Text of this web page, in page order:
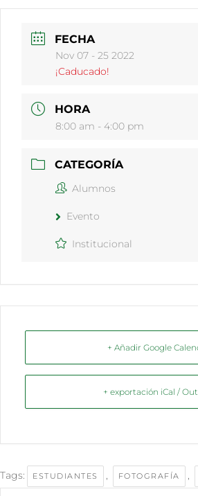
FECHA
Nov 07 - 25 2022
¡Caducado!
HORA
8:00 am - 4:00 pm
CATEGORÍA
Alumnos
Evento
Institucional
+ Añadir Google
+ exportación iCal /
Tags: ESTUDIANTES , FOTOGRAFÍA ,